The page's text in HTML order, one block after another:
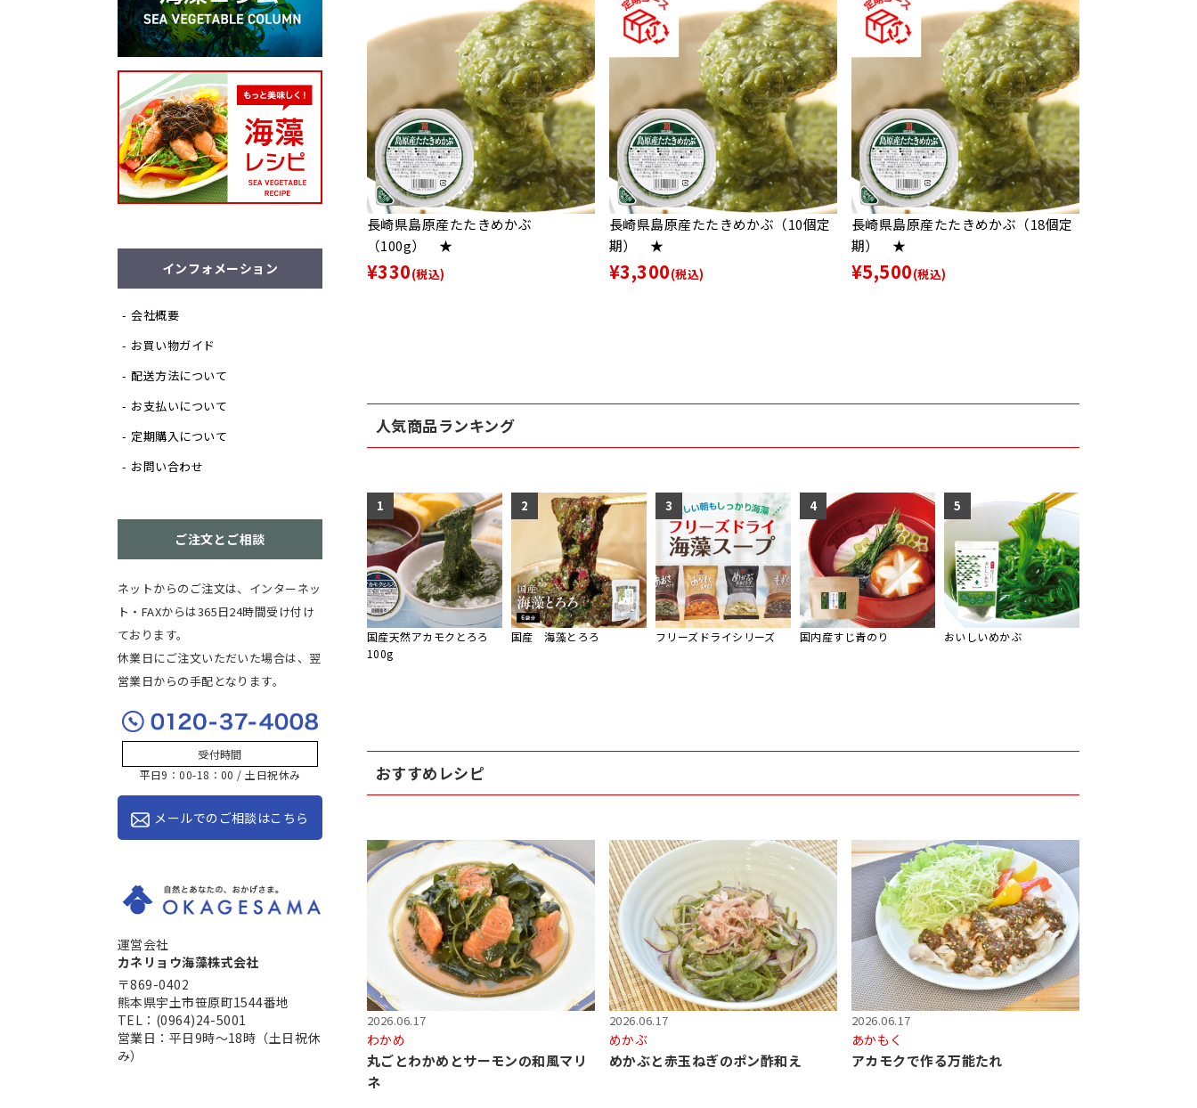
長崎県島原産たたきめかぶ
（100g） ★
¥330(税込)
長崎県島原産たたきめかぶ（10個定
期） ★
¥3,300(税込)
長崎県島原産たたきめかぶ（18個定
期） ★
¥5,500(税込)
人気商品ランキング
1
国産天然アカモクとろろ
100g
2
国産 海藻とろろ
3
フリーズドライシリーズ
4
国内産すじ青のり
5
おいしいめかぶ
おすすめレシピ
2026.06.17
わかめ
丸ごとわかめとサーモンの和風マリ
ネ
2026.06.17
めかぶ
めかぶと赤玉ねぎのポン酢和え
2026.06.17
あかもく
アカモクで作る万能たれ
インフォメーション
会社概要
お買い物ガイド
配送方法について
お支払いについて
定期購入について
お問い合わせ
ご注文とご相談
ネットからのご注文は、インターネッ
ト・FAXからは365日24時間受け付け
ております。
休業日にご注文いただいた場合は、翌
営業日からの手配となります。
受付時間
平日9：00-18：00 / 土日祝休み
メールでのご相談はこちら
運営会社
カネリョウ海藻株式会社
〒869-0402
熊本県宇土市笹原町1544番地
TEL：(0964)24-5001
営業日：平日9時～18時（土日祝休
み）